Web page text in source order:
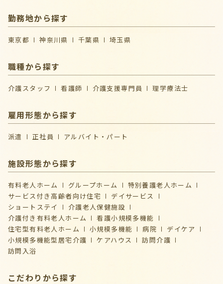
勤務地から探す
東京都 神奈川県 千葉県 埼玉県
職種から探す
介護スタッフ 看護師 介護支援専門員 理学療法士
雇用形態から探す
派遣 正社員 アルバイト・パート
施設形態から探す
有料老人ホーム グループホーム
特別養護老人ホーム
サービス付き高齢者向け住宅
デイサービス
ショートステイ
介護⽼⼈保健施設
介護付き有料老人ホーム
看護小規模多機能
住宅型有料老人ホーム
小規模多機能 病院
デイケア
⼩規模多機能型居宅介護
ケアハウス
訪問介護
訪問入浴
こだわりから探す